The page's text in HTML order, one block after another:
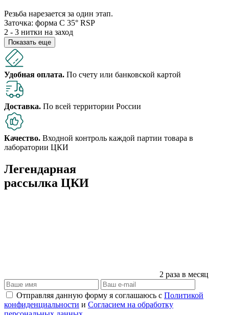
Резьба нарезается за один этап.
Заточка: форма С 35° RSP
2 - 3 нитки на заход
Показать еще
Удобная оплата. По счету или банковской картой
Доставка. По всей территории России
Качество. Входной контроль каждой партии товара в
лаборатории ЦКИ
Легендарная
рассылка ЦКИ
2 раза в месяц
Отправляя данную форму я соглашаюсь с Политикой
конфиденциальности и Согласием на обработку